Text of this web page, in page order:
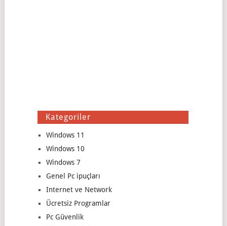
Kategoriler
Windows 11
Windows 10
Windows 7
Genel Pc ipuçları
Internet ve Network
Ücretsiz Programlar
Pc Güvenlik